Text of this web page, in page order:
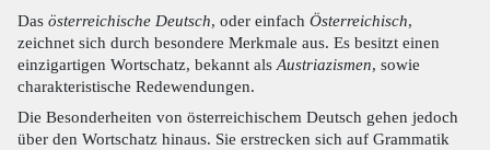
Das österreichische Deutsch, oder einfach Österreichisch,
zeichnet sich durch besondere Merkmale aus. Es besitzt einen
einzigartigen Wortschatz, bekannt als Austriazismen, sowie
charakteristische Redewendungen.
Die Besonderheiten von österreichischem Deutsch gehen jedoch
über den Wortschatz hinaus. Sie erstrecken sich auf Grammatik